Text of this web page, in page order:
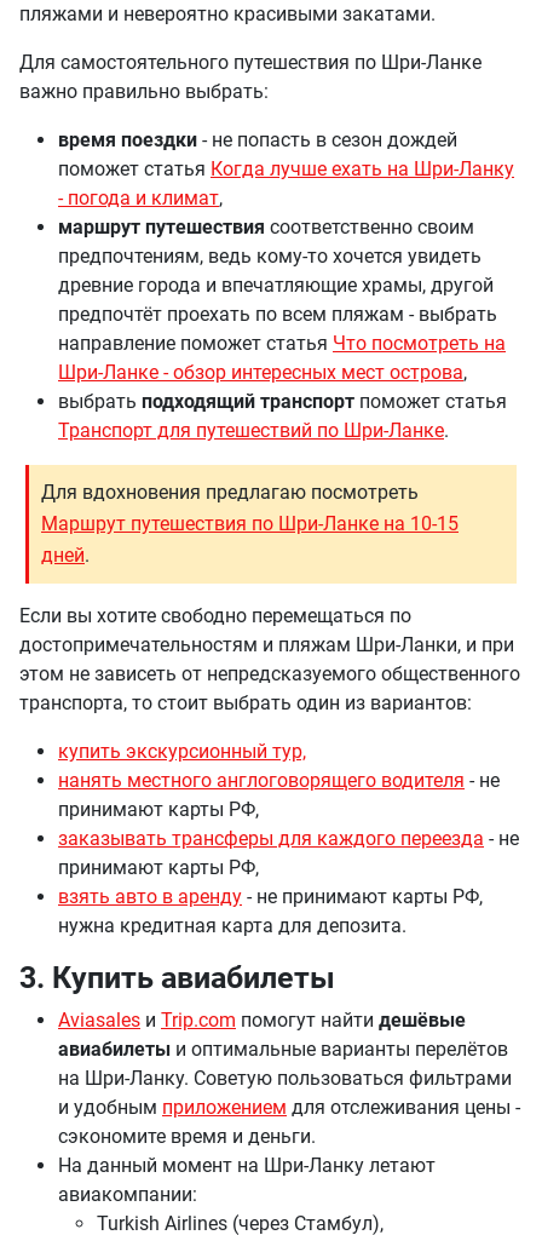
пляжами и невероятно красивыми закатами.
Для самостоятельного путешествия по Шри-Ланке
важно правильно выбрать:
время поездки - не попасть в сезон дождей
поможет статья Когда лучше ехать на Шри-Ланку
- погода и климат,
маршрут путешествия соответственно своим
предпочтениям, ведь кому-то хочется увидеть
древние города и впечатляющие храмы, другой
предпочтёт проехать по всем пляжам - выбрать
направление поможет статья Что посмотреть на
Шри-Ланке - обзор интересных мест острова,
выбрать подходящий транспорт поможет статья
Транспорт для путешествий по Шри-Ланке.
Для вдохновения предлагаю посмотреть
Маршрут путешествия по Шри-Ланке на 10-15
дней.
Если вы хотите свободно перемещаться по
достопримечательностям и пляжам Шри-Ланки, и при
этом не зависеть от непредсказуемого общественного
транспорта, то стоит выбрать один из вариантов:
купить экскурсионный тур,
нанять местного англоговорящего водителя - не
принимают карты РФ,
заказывать трансферы для каждого переезда - не
принимают карты РФ,
взять авто в аренду - не принимают карты РФ,
нужна кредитная карта для депозита.
3. Купить авиабилеты
Aviasales и Trip.com помогут найти дешёвые
авиабилеты и оптимальные варианты перелётов
на Шри-Ланку. Советую пользоваться фильтрами
и удобным приложением для отслеживания цены -
сэкономите время и деньги.
На данный момент на Шри-Ланку летают
авиакомпании:
Turkish Airlines (через Стамбул),